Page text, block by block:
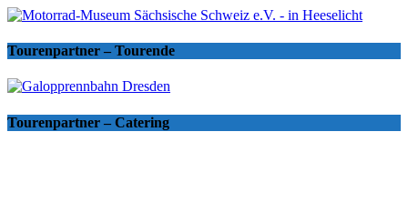
Tourenpartner – Tourende
Tourenpartner – Catering